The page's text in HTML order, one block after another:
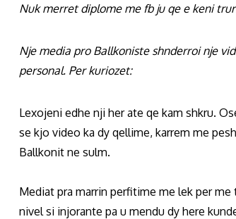
Nuk merret diplome me fb ju qe e keni
Nje media pro Ballkoniste shnderroi nje
personal. Per kuriozet:
Lexojeni edhe nji her ate qe kam shkru.
se kjo video ka dy qellime, karrem me
Ballkonit ne sulm.
Mediat pra marrin perfitime me lek per
nivel si injorante pa u mendu dy here